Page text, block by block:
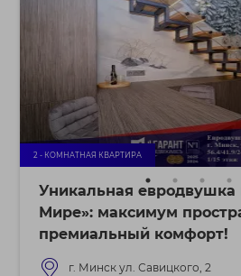
2 - КОМНАТНАЯ КВАРТИРА
Уникальная евродвушка
Мире»: максимум
премиальный комфорт!
г. Минск ул. Савицкого, 2